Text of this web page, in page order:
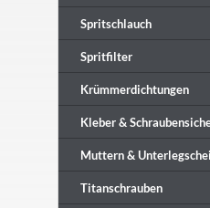
Spritschlauch
Spritfilter
Krümmerdichtungen
Kleber &
Muttern &
Titanschrauben